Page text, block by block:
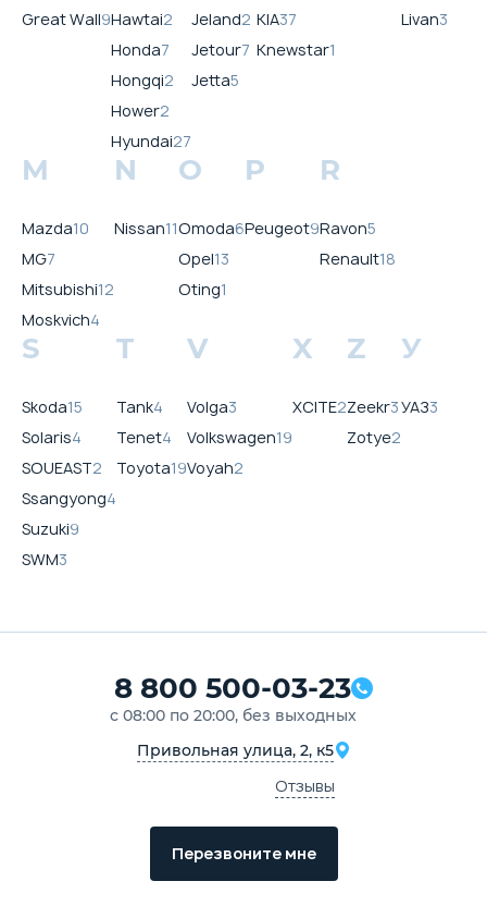
Great Wall9Hawtai2
Honda7
Hongqi2
Hower2
Hyundai27
Jeland2
Jetour7
Jetta5
KIA37
Knewstar1
Livan3
M
Mazda10
MG7
Mitsubishi12
Moskvich4
N
Nissan11
O
Omoda6
Opel13
Oting1
P
Peugeot9
R
Ravon5
Renault18
S
Skoda15
Solaris4
SOUEAST2
Ssangyong4
Suzuki9
SWM3
T
Tank4
Tenet4
Toyota19
V
Volga3
Volkswagen19
Voyah2
X
XCITE2
Z
Zeekr3
Zotye2
У
УАЗ3
8 800 500-03-23
с 08:00 по 20:00, без выходных
Привольная улица, 2, к5
Отзывы
Перезвоните мне